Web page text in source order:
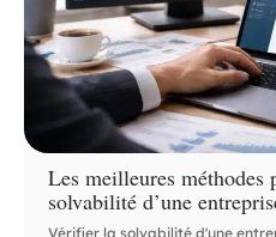
Les meilleures méthodes
solvabilité d’une
Vérifier la solvabilité d'une